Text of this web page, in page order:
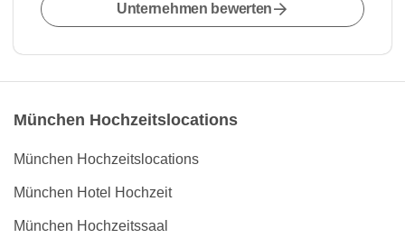
Unternehmen bewerten
München Hochzeitslocations
München Hochzeitslocations
München Hotel Hochzeit
München Hochzeitssaal